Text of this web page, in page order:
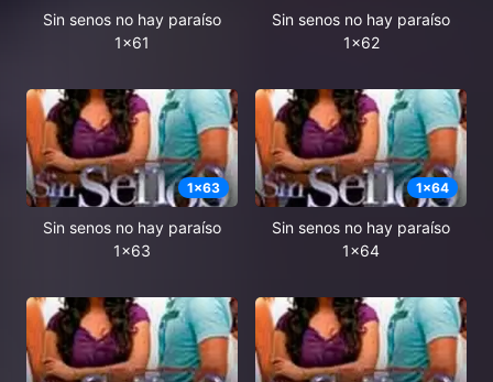
Sin senos no hay paraíso
1x61
Sin senos no hay paraíso
1x62
1x63
Sin senos no hay paraíso
1x63
1x64
Sin senos no hay paraíso
1x64